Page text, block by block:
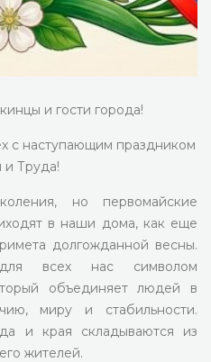
и гости города!
с наступающим праздником
и Труда!
но первомайские
в наши дома, как еще
долгожданной весны.
всех нас символом
объединяет людей в
миру и стабильности.
и края складываются из
жителей.